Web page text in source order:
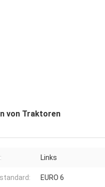
von Traktoren
Links
EURO 6